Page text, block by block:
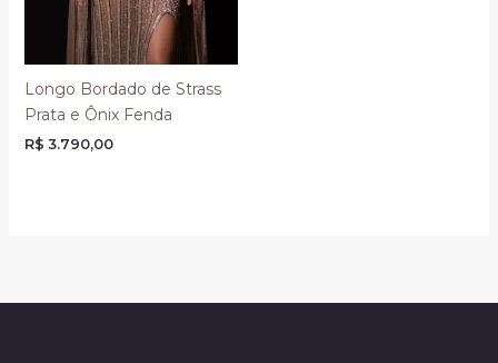
Longo Bordado de Strass
Prata e Ônix Fenda
R$ 3.790,00